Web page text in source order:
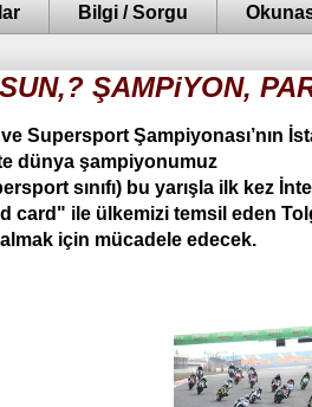
Bilgi / Sorgu
ŞAMPiYON,
Supersport Şampiyonası’nın
dünya şampiyonumuz
sınıfı) bu yarışla ilk kez
card" ile ülkemizi temsil eden
almak için mücadele edecek.